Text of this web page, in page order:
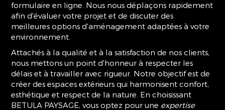
formulaire en ligne. Nous nous déplaçons rapidement
afin d'évaluer votre projet et de discuter des
meilleures options d'aménagement adaptées à votre
environnement.
Attachés à la qualité et à la satisfaction de nos clients,
nous mettons un point d'honneur à respecter les
délais et à travailler avec rigueur. Notre objectif est de
créer des espaces extérieurs qui harmonisent confort,
esthétique et respect de la nature. En choisissant
BETULA PAYSAGE, vous optez pour une expertise